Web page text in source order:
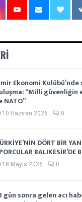
Ekonomi
“Milli güvenliğin
NATO”
10 Haziran 2026 0
DÖRT BİR
BALIKESİR’DE
18 Mayıs 2026 0
gün sonra gelen acı